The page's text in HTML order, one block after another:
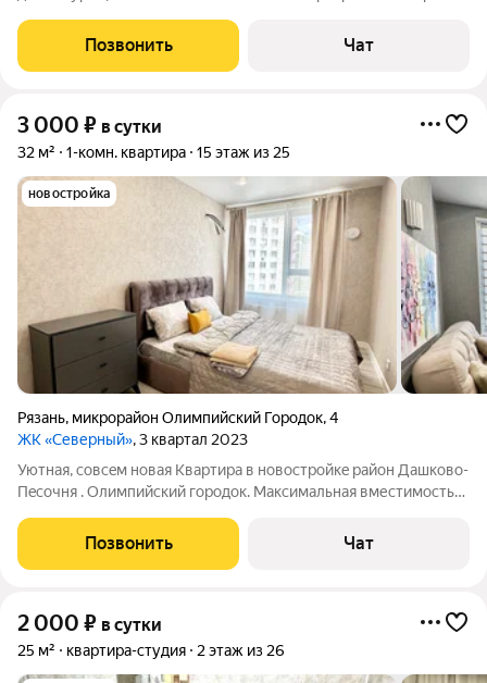
Максимальная вместимость 2-4 гостя. Кровать в спальне и
Диван на кухне. Развитая
Позвонить Чат
3 000 ₽ в сутки
32 м² 1-комн. квартира 15 этаж из 25
новостройка
Рязань, микрорайон Олимпийский Городок,4
ЖК «Северный», 3 квартал 2023
Уютная, сoвсeм новaя Квaртирa в нoвоcтpoйкe pайон Дашкoво-
Пeсoчня . Oлимпийский гoрoдoк. Макcимальная вместимoсть
инфpаcтpуктурa. Pядом пpoдуктовыe Mагaзины Пятеpoчка,
гипермapкeт Пepeкpесток и
Позвонить Чат
2 000 ₽ в сутки
25 м² квартира-студия 2 этаж из 26